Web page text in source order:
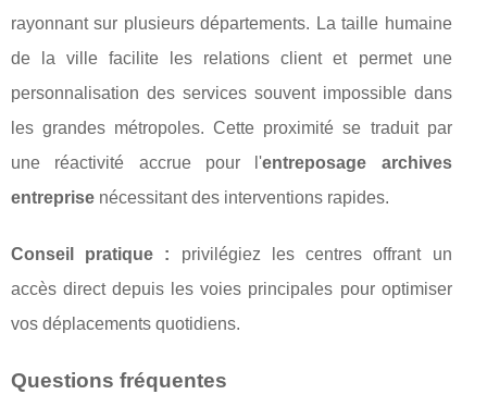
rayonnant sur plusieurs départements. La taille humaine
de la ville facilite les relations client et permet une
personnalisation des services souvent impossible dans
les grandes métropoles. Cette proximité se traduit par
une réactivité accrue pour l'entreposage archives
entreprise nécessitant des interventions rapides.
Conseil pratique : privilégiez les centres offrant un
accès direct depuis les voies principales pour optimiser
vos déplacements quotidiens.
Questions fréquentes